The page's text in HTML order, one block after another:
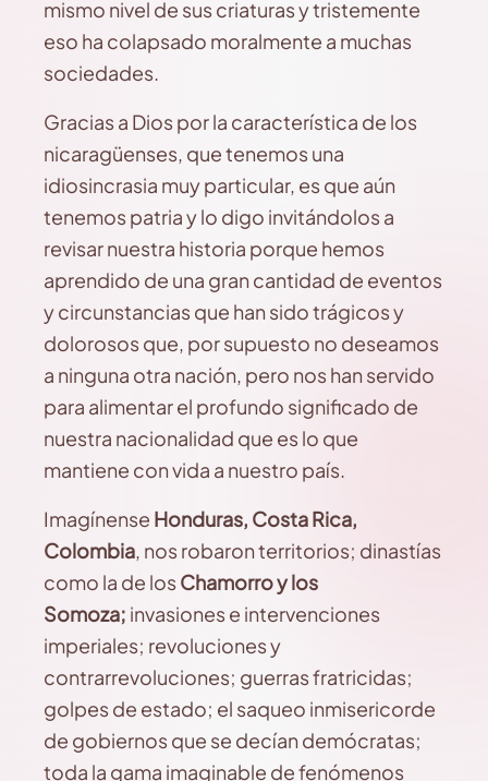
mismo nivel de sus criaturas y tristemente
eso ha colapsado moralmente a muchas
sociedades.
Gracias a Dios por la característica de los
nicaragüenses, que tenemos una
idiosincrasia muy particular, es que aún
tenemos patria y lo digo invitándolos a
revisar nuestra historia porque hemos
aprendido de una gran cantidad de eventos
y circunstancias que han sido trágicos y
dolorosos que, por supuesto no deseamos
a ninguna otra nación, pero nos han servido
para alimentar el profundo significado de
nuestra nacionalidad que es lo que
mantiene con vida a nuestro país.
Imagínense Honduras, Costa Rica,
Colombia, nos robaron territorios; dinastías
como la de losChamorro y los
Somoza; invasiones e intervenciones
imperiales; revoluciones y
contrarrevoluciones; guerras fratricidas;
golpes de estado; el saqueo inmisericorde
de gobiernos que se decían demócratas;
toda la gama imaginable de fenómenos